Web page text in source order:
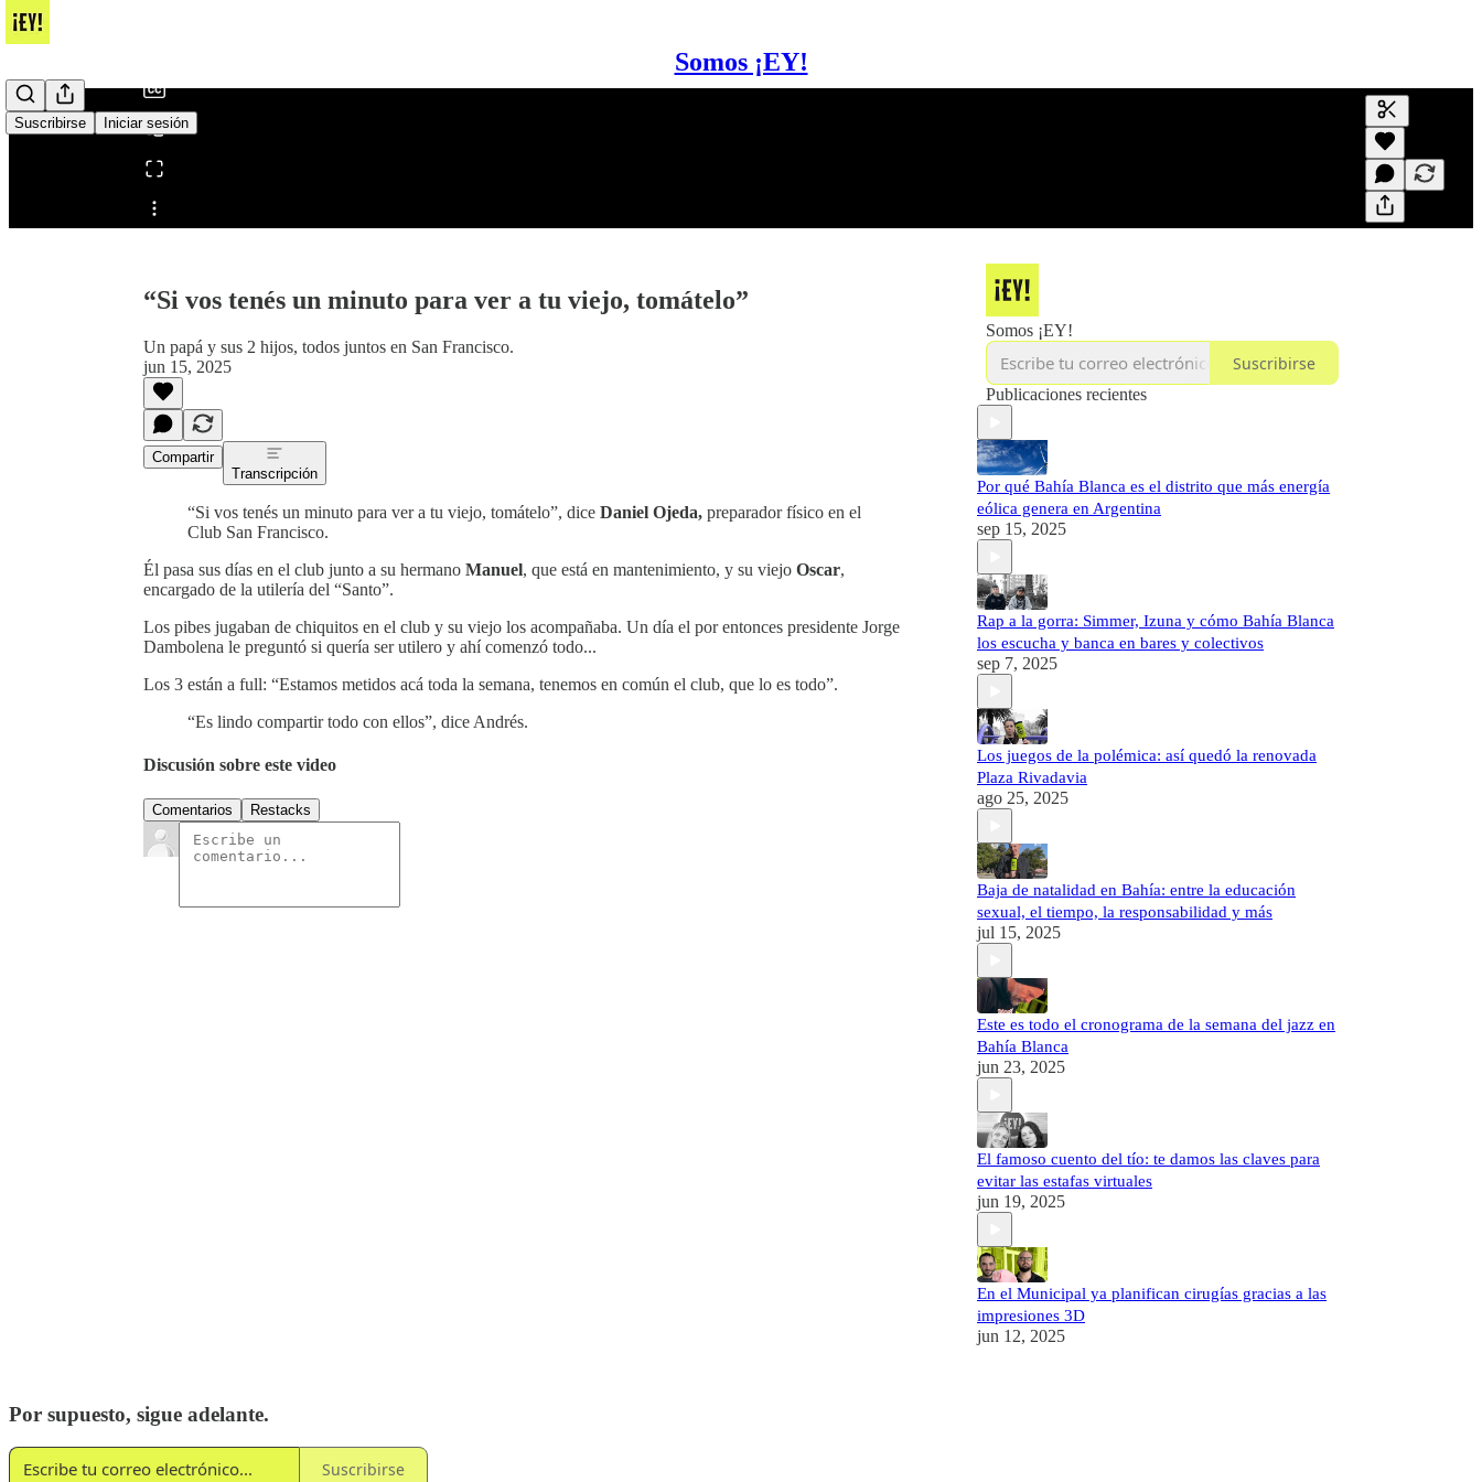
Somos ¡EY!
Suscribirse Iniciar sesión
Compartir desde0:00
Generar
Una
previas y
“Si vos tenés un minuto para ver a tu viejo, tomátelo”
Un papá y sus 2 hijos, todos juntos en San Francisco.
jun 15, 2025
Compartir
Transcripción
“Si vos tenés un minuto para ver a tu viejo, tomátelo”, dice Daniel Ojeda, preparador físico en el
Club San Francisco.
Él pasa sus días en el club junto a su hermano Manuel, que está en mantenimiento, y su viejo Oscar,
encargado de la utilería del “Santo”.
Los pibes jugaban de chiquitos en el club y su viejo los acompañaba. Un día el por entonces presidente Jorge
Dambolena le preguntó si quería ser utilero y ahí comenzó todo...
Los 3 están a full: “Estamos metidos acá toda la semana, tenemos en común el club, que lo es todo”.
“Es lindo compartir todo con ellos”, dice Andrés.
Discusión sobre este video
Comentarios Restacks
Somos ¡EY!
Suscribirse
Publicaciones recientes
Por qué Bahía Blanca es el distrito que más energía
eólica genera en Argentina
sep 15, 2025
Rap a la gorra: Simmer, Izuna y cómo Bahía Blanca
los escucha y banca en bares y colectivos
sep 7, 2025
Los juegos de la polémica: así quedó la renovada
Plaza Rivadavia
ago 25, 2025
Baja de natalidad en Bahía: entre la educación
sexual, el tiempo, la responsabilidad y más
jul 15, 2025
Este es todo el cronograma de la semana del jazz en
Bahía Blanca
jun 23, 2025
El famoso cuento del tío: te damos las claves para
evitar las estafas virtuales
jun 19, 2025
En el Municipal ya planifican cirugías gracias a las
impresiones 3D
jun 12, 2025
Por supuesto, sigue adelante.
Suscribirse